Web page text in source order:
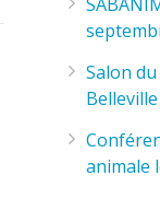
Salon
animale